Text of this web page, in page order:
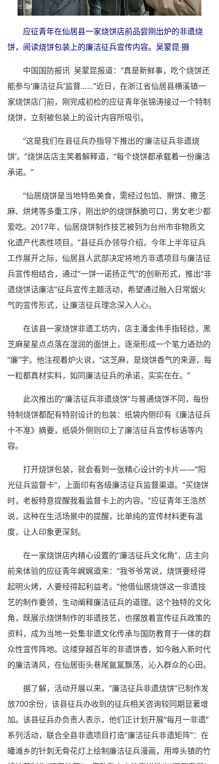
应征青年在仙居县一家烧饼店前品尝刚出炉的非遗烧
饼，阅读烧饼包装上的廉洁征兵宣传内容。吴蒙昆 摄
中国国防报讯 吴蒙昆报道：“真是新鲜事，吃个烧饼还
能参与‘廉洁征兵’监督……”近日，在浙江省仙居县横溪镇一
家烧饼店门前，刚完成初检的应征青年张锦涛接过一个特制
烧饼，立刻被包装上的设计内容所吸引。
“这是我们在县征兵办指导下推出的‘廉洁征兵非遗烧
饼’。”烧饼店店主笑着解释道，“每个烧饼都承载着一份廉洁
承诺。”
“仙居烧饼是当地特色美食，需经过包馅、擀饼、撒芝
麻、烘烤等多重工序，刚出炉的烧饼酥脆可口，男女老少都
爱吃。2017年，仙居烧饼制作技艺被列为台州市非物质文
化遗产代表性项目。”县征兵办领导介绍，今年上半年征兵
工作展开之际，仙居县人武部决定将地方非遗项目与廉洁征
兵宣传相结合，通过“一饼一诺扬正气”的创新形式，推出“非
遗烧饼话廉洁”征兵宣传主题活动，希望通过融入日常烟火
气的宣传形式，让廉洁征兵理念深入人心。
在该县一家烧饼非遗工坊内，店主潘金伟手指轻捻，黑
芝麻星星点点落在湿润的面饼上，逐渐形成一个笔力遒劲的
“廉”字。他注视着炉火说，“这芝麻，是烧饼香气的来源，每
一粒都真材实料，如同廉洁征兵的承诺，实实在在。”
此次推出的“廉洁征兵非遗烧饼”与普通烧饼不同，每份
特制烧饼都配有特别设计的包装：纸袋内侧印有《廉洁征兵
十不准》摘要，纸袋外侧则印上了廉洁征兵宣传标语等内
容。
打开烧饼包装，就会看到一张精心设计的卡片——“阳
光征兵监督卡”，上面印有各级廉洁征兵监督渠道。“买烧饼
时，老板特意提醒我看监督卡上的内容。”应征青年王浩然
说，这种在生活场景中的提醒，比单纯的宣传材料更有温
度，让人印象更深刻。
在一家烧饼店内精心设置的“廉洁征兵文化角”，店主向
前来体验的应征青年娓娓道来：“我爷爷常说，烧饼要经得
起明火烤，人要经得起利益考。”他借仙居烧饼这一非遗技
艺的制作要领，生动阐释廉洁征兵的道理。这个独特的文化
角，既展示烧饼制作的非遗技艺，也摆放着宣传征兵政策的
资料，成为当地一处集非遗文化传承与国防教育于一体的群
众性宣传阵地。这缕穿越百年的非遗饼香，如今融入新时代
的廉洁清风，在仙居街头巷尾氤氲飘荡，沁入群众的心田。
据了解，活动开展以来，“廉洁征兵非遗烧饼”已制作发
放700余份，该县征兵办收到的征兵相关咨询较同期显著增
加。该县征兵办负责人表示，他们正计划开展“每月一非遗”
系列活动，联合全县非遗项目打造“廉洁征兵非遗矩阵”：在
皤滩乡的针刺无骨花灯上绘制廉洁征兵漫画，用埠头镇的竹